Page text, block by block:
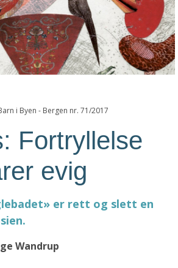
i Byen - Bergen nr. 71/2017
Fortryllelse
evig
er rett og slett en
Wandrup